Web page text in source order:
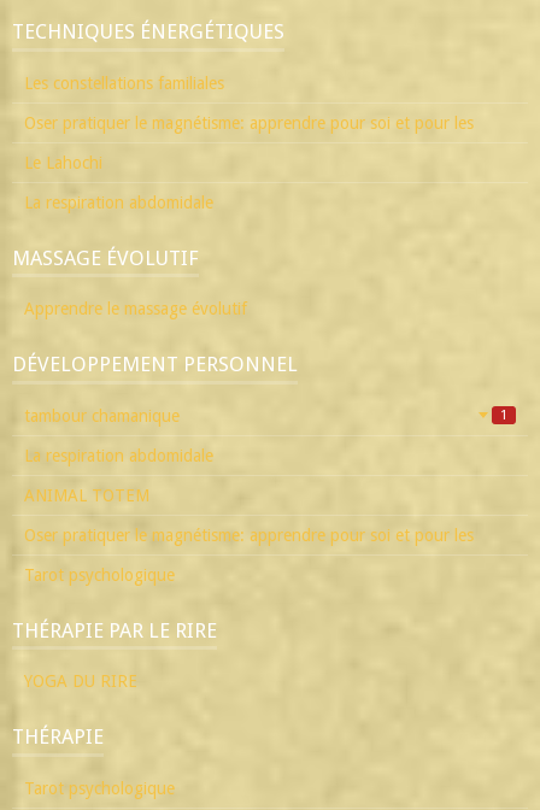
TECHNIQUES ÉNERGÉTIQUES
Les constellations familiales
Oser pratiquer le magnétisme: apprendre pour soi et pour les
Le Lahochi
La respiration abdomidale
MASSAGE ÉVOLUTIF
Apprendre le massage évolutif
DÉVELOPPEMENT PERSONNEL
tambour chamanique 1
La respiration abdomidale
ANIMAL TOTEM
Oser pratiquer le magnétisme: apprendre pour soi et pour les
Tarot psychologique
THÉRAPIE PAR LE RIRE
YOGA DU RIRE
THÉRAPIE
Tarot psychologique